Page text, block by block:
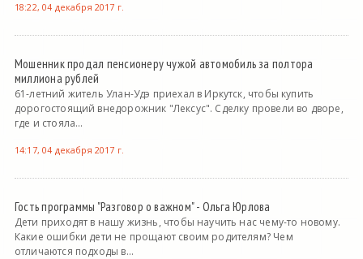
18:22, 04 декабря 2017 г.
Мошенник продал пенсионеру чужой автомобиль за полтора
миллиона рублей
61-летний житель Улан-Удэ приехал в Иркутск, чтобы купить
дорогостоящий внедорожник "Лексус". Сделку провели во дворе,
где и стояла...
14:17, 04 декабря 2017 г.
Гость программы "Разговор о важном" - Ольга Юрлова
Дети приходят в нашу жизнь, чтобы научить нас чему-то новому.
Какие ошибки дети не прощают своим родителям? Чем
отличаются подходы в...